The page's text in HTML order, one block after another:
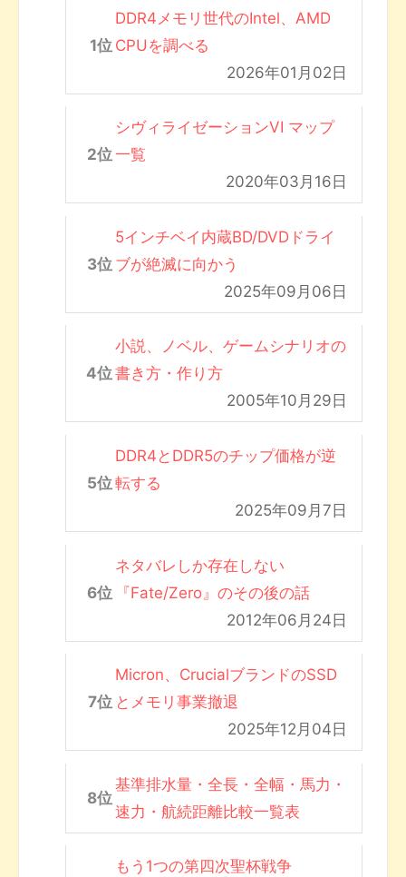
DDR4メモリ世代のIntel、AMD
CPUを調べる
2026年01月02日
シヴィライゼーションVI マップ
一覧
2020年03月16日
5インチベイ内蔵BD/DVDドライ
ブが絶滅に向かう
2025年09月06日
小説、ノベル、ゲームシナリオの
書き方・作り方
2005年10月29日
DDR4とDDR5のチップ価格が逆
転する
2025年09月7日
ネタバレしか存在しない
『Fate/Zero』のその後の話
2012年06月24日
Micron、CrucialブランドのSSD
とメモリ事業撤退
2025年12月04日
基準排水量・全長・全幅・馬力・
速力・航続距離比較一覧表
もう1つの第四次聖杯戦争